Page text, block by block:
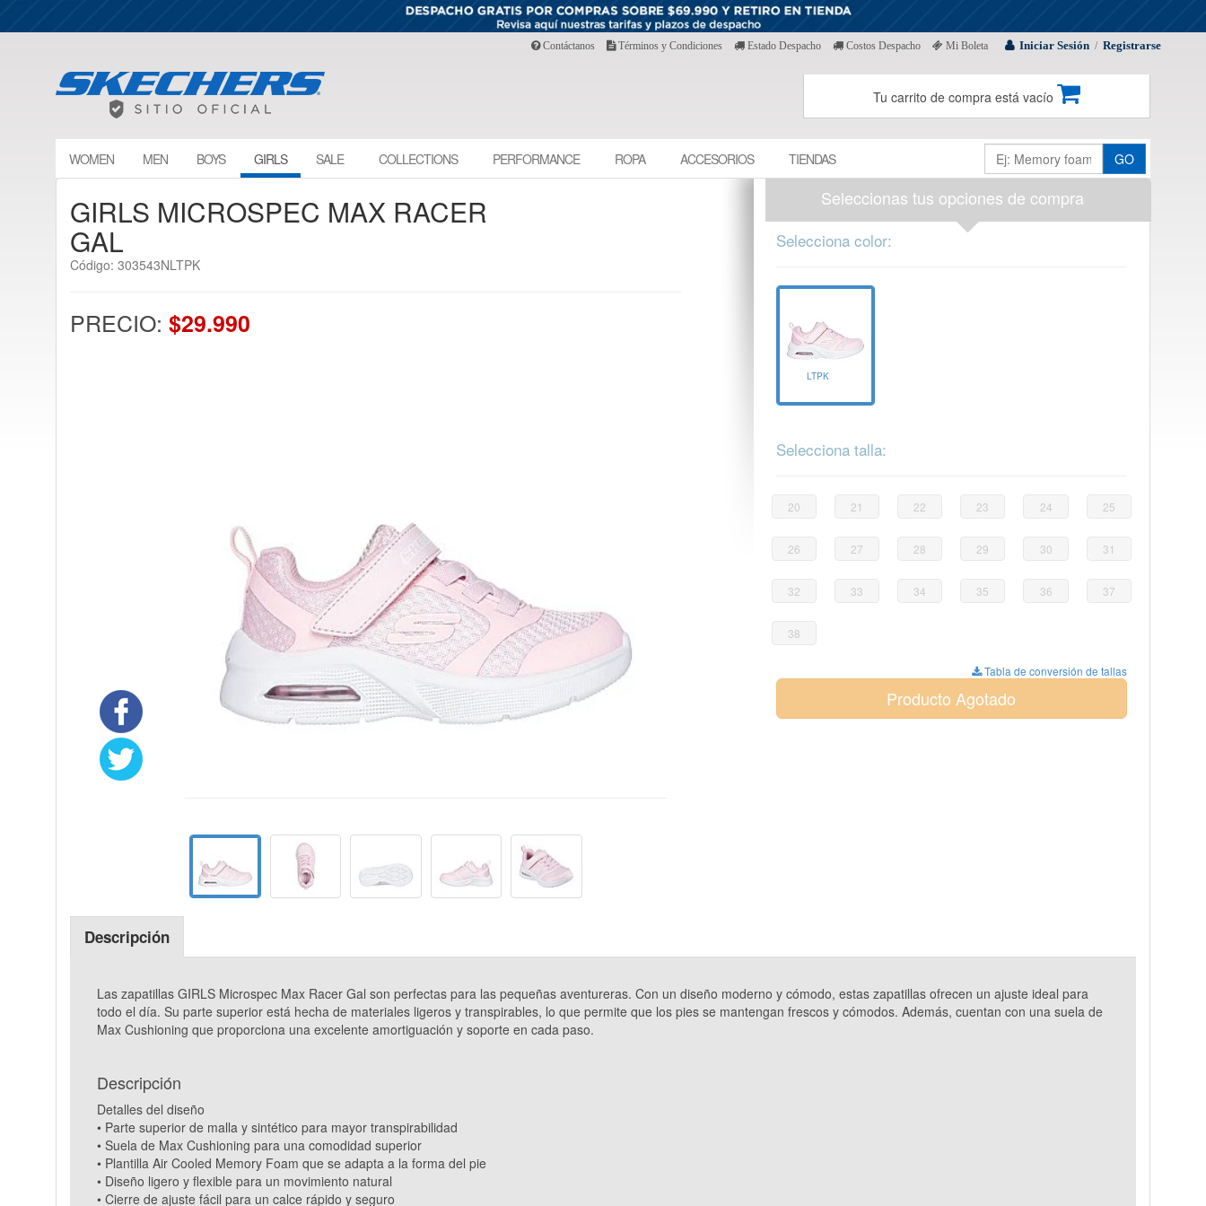
Iniciar Sesión / Registrarse
Contáctanos Términos y Condiciones Estado Despacho Costos Despacho Mi Boleta
Tu carrito de compra está vacío
WOMEN MEN BOYS GIRLS SALE COLLECTIONS PERFORMANCE ROPA ACCESORIOS TIENDAS GO
GIRLS MICROSPEC MAX RACER
GAL
Código: 303543NLTPK
PRECIO: $29.990
Seleccionas tus opciones de compra
Selecciona color:
LTPK
Selecciona talla:
20 21 22 23 24 25
26 27 28 29 30 31
32 33 34 35 36 37
38
Tabla de conversión de tallas
Producto Agotado
Descripción
Las zapatillas GIRLS Microspec Max Racer Gal son perfectas para las pequeñas aventureras. Con un diseño moderno y cómodo, estas zapatillas ofrecen un ajuste ideal para
todo el día. Su parte superior está hecha de materiales ligeros y transpirables, lo que permite que los pies se mantengan frescos y cómodos. Además, cuentan con una suela de
Max Cushioning que proporciona una excelente amortiguación y soporte en cada paso.
Descripción
Detalles del diseño
• Parte superior de malla y sintético para mayor transpirabilidad
• Suela de Max Cushioning para una comodidad superior
• Plantilla Air Cooled Memory Foam que se adapta a la forma del pie
• Diseño ligero y flexible para un movimiento natural
• Cierre de ajuste fácil para un calce rápido y seguro